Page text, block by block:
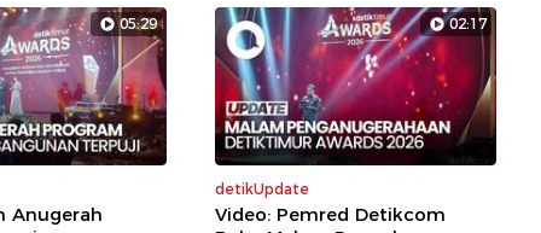
05:29
Anugerah
02:17
detikUpdate
Video: Pemred Detikcom